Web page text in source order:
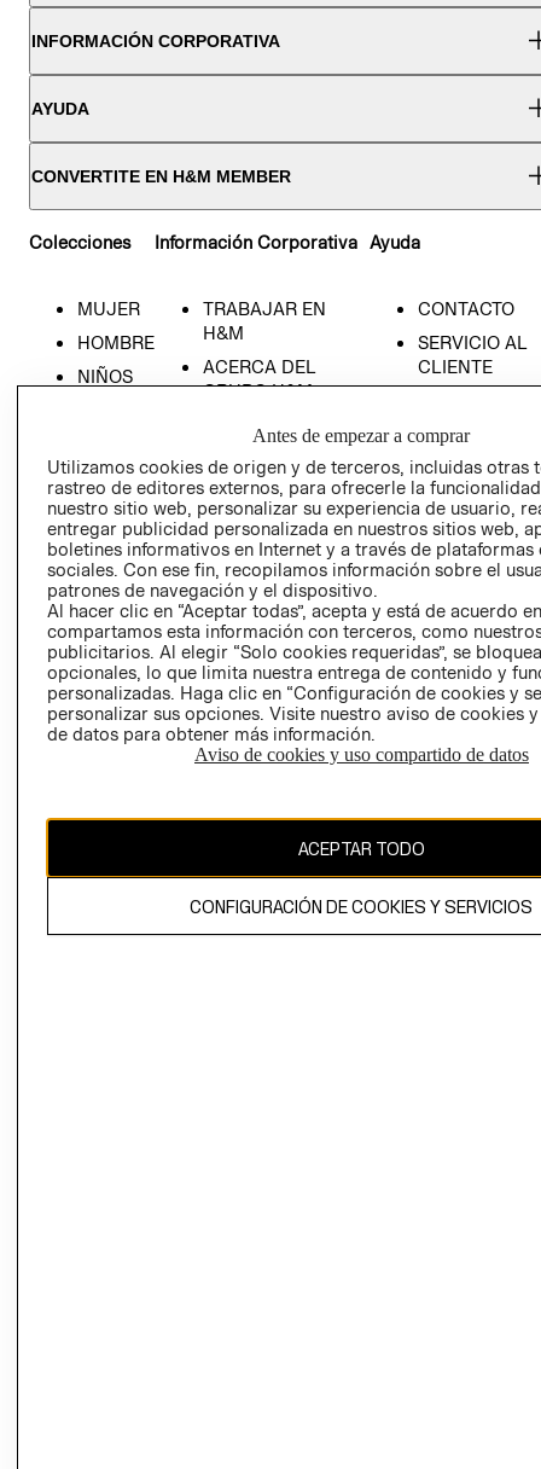
INFORMACIÓN CORPORATIVA
AYUDA
CONVERTITE EN H&M MEMBER
Colecciones
MUJER
HOMBRE
NIÑOS
Información Corporativa
TRABAJAR EN
H&M
ACERCA DEL
GRUPO H&M
RESPONSABILIDAD
SOCIAL
PRENSA
RELACIÓN CON
INVERSIONISTAS
POLÍTICA
EMPRESARIAL
Ayuda
CONTACTO
SERVICIO AL
CLIENTE
NUESTRAS
TIENDAS
- RETIRO EN
TIENDA
TÉRMINOS Y
AVISO DE
PRIVACIDAD
GIFT CARD
AVISO DE
COOKIES
Antes de empezar a comprar
Utilizamos cookies de origen y de terceros, incluidas otras
rastreo de editores externos, para ofrecerle la
nuestro sitio web, personalizar su experiencia de usuario,
entregar publicidad personalizada en nuestros sitios web,
boletines informativos en Internet y a través de plataformas
sociales. Con ese fin, recopilamos información sobre el
patrones de navegación y el dispositivo.
Al hacer clic en “Aceptar todas”, acepta y está de acuerdo
compartamos esta información con terceros, como
publicitarios. Al elegir “Solo cookies requeridas”, se
opcionales, lo que limita nuestra entrega de contenido y
personalizadas. Haga clic en “Configuración de cookies y
personalizar sus opciones. Visite nuestro aviso de cookies
de datos para obtener más información.
Aviso de cookies y uso compartido de datos
ACEPTAR TODO
CONFIGURACIÓN DE COOKIES Y SERVICIOS